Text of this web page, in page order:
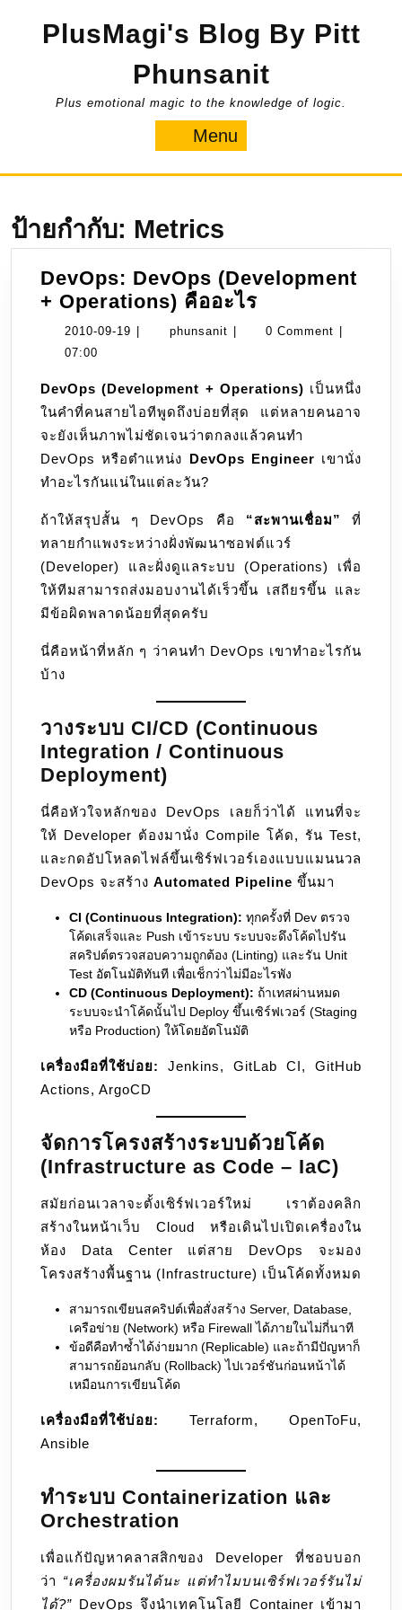
PlusMagi's Blog By Pitt
Phunsanit
Plus emotional magic to the knowledge of logic.
Menu
ป้ายกำกับ: Metrics
DevOps: DevOps (Development
+ Operations) คืออะไร
DevOps
Operations)
คือ
อะไร
2010-09-19 2010- phunsanit phunsanit0 Comment
07:00
DevOps (Development + Operations) เป็นหนึ่ง
ในคำที่คนสายไอทีพูดถึงบ่อยที่สุด แต่หลายคนอาจ
จะยังเห็นภาพไม่ชัดเจนว่าตกลงแล้วคนทำ
DevOps หรือตำแหน่ง DevOps Engineer เขานั่ง
ทำอะไรกันแน่ในแต่ละวัน?
ถ้าให้สรุปสั้น ๆ DevOps คือ “สะพานเชื่อม”
ที่
ทลายกำแพงระหว่างฝั่งพัฒนาซอฟต์แวร์
(Developer) และฝั่งดูแลระบบ (Operations) เพื่อ
ให้ทีมสามารถส่งมอบงานได้เร็วขึ้น เสถียรขึ้น และ
มีข้อผิดพลาดน้อยที่สุดครับ
นี่คือหน้าที่หลัก ๆ ว่าคนทำ DevOps เขาทำอะไรกัน
บ้าง
วางระบบ CI/CD (Continuous
Integration / Continuous
Deployment)
นี่คือหัวใจหลักของ DevOps เลยก็ว่าได้ แทนที่จะ
ให้ Developer ต้องมานั่ง Compile โค้ด, รัน Test,
และกดอัปโหลดไฟล์ขึ้นเซิร์ฟเวอร์เองแบบแมนนวล
DevOps จะสร้าง Automated Pipeline ขึ้นมา
CI (Continuous Integration): ทุกครั้งที่ Dev ตรวจ
โค้ดเสร็จและ Push เข้าระบบ ระบบจะดึงโค้ดไปรัน
สคริปต์ตรวจสอบความถูกต้อง (Linting) และรัน Unit
Test อัตโนมัติทันที เพื่อเช็กว่าไม่มีอะไรพัง
CD (Continuous Deployment): ถ้าเทสผ่านหมด
ระบบจะนำโค้ดนั้นไป Deploy ขึ้นเซิร์ฟเวอร์ (Staging
หรือ Production) ให้โดยอัตโนมัติ
เครื่องมือที่ใช้บ่อย:
Jenkins, GitLab CI, GitHub
Actions, ArgoCD
จัดการโครงสร้างระบบด้วยโค้ด
(Infrastructure as Code – IaC)
สมัยก่อนเวลาจะตั้งเซิร์ฟเวอร์ใหม่ เราต้องคลิก
สร้างในหน้าเว็บ Cloud หรือเดินไปเปิดเครื่องใน
ห้อง Data Center แต่สาย DevOps จะมอง
โครงสร้างพื้นฐาน (Infrastructure) เป็นโค้ดทั้งหมด
สามารถเขียนสคริปต์เพื่อสั่งสร้าง Server, Database,
เครือข่าย (Network) หรือ Firewall ได้ภายในไม่กี่นาที
ข้อดีคือทำซ้ำได้ง่ายมาก (Replicable) และถ้ามีปัญหาก็
สามารถย้อนกลับ (Rollback) ไปเวอร์ชันก่อนหน้าได้
เหมือนการเขียนโค้ด
เครื่องมือที่ใช้บ่อย:
Terraform, OpenToFu,
Ansible
ทำระบบ Containerization และ
Orchestration
เพื่อแก้ปัญหาคลาสสิกของ Developer ที่ชอบบอก
ว่า “เครื่องผมรันได้นะ แต่ทำไมบนเซิร์ฟเวอร์รันไม่
ได้?” DevOps จึงนำเทคโนโลยี Container เข้ามา